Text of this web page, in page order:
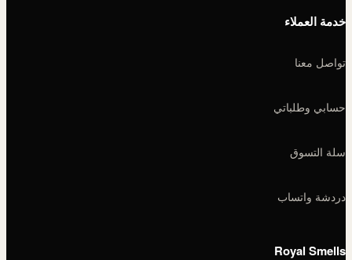
خدمة العملاء
تواصل معنا
حسابي وطلباتي
سلة التسوق
دردشة واتساب
Royal Smells